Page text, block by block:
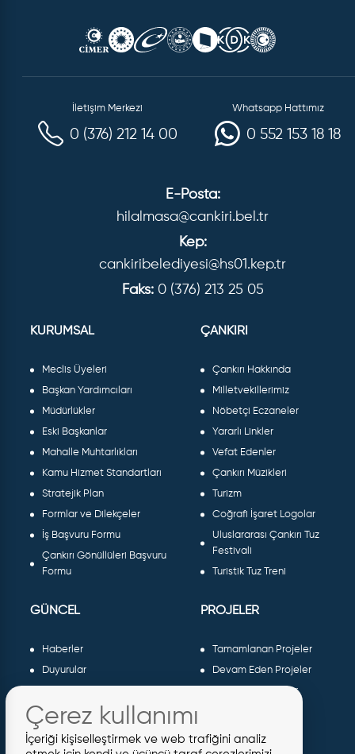
İletişim Merkezi
0 (376) 212 14 00
Whatsapp Hattımız
0 552 153 18 18
E-Posta:
hilalmasa@cankiri.bel.tr
Kep:
cankiribelediyesi@hs01.kep.tr
Faks: 0 (376) 213 25 05
KURUMSAL
Meclis Üyeleri
Başkan Yardımcıları
Müdürlükler
Eski Başkanlar
Mahalle Muhtarlıkları
Kamu Hizmet Standartları
Stratejik Plan
Formlar ve Dilekçeler
İş Başvuru Formu
Çankırı Gönüllüleri Başvuru
Formu
ÇANKIRI
Çankırı Hakkında
Milletvekillerimiz
Nöbetçi Eczaneler
Yararlı Linkler
Vefat Edenler
Çankırı Müzikleri
Turizm
Coğrafi İşaret Logolar
Uluslararası Çankırı Tuz
Festivali
Turistik Tuz Treni
GÜNCEL
Haberler
Duyurular
Galeri
Etkinlikler
PROJELER
Tamamlanan Projeler
Devam Eden Projeler
Planlanan Projeler
Sosyal Projeler
Çerez kullanımı
İçeriği kişiselleştirmek ve web trafiğini analiz